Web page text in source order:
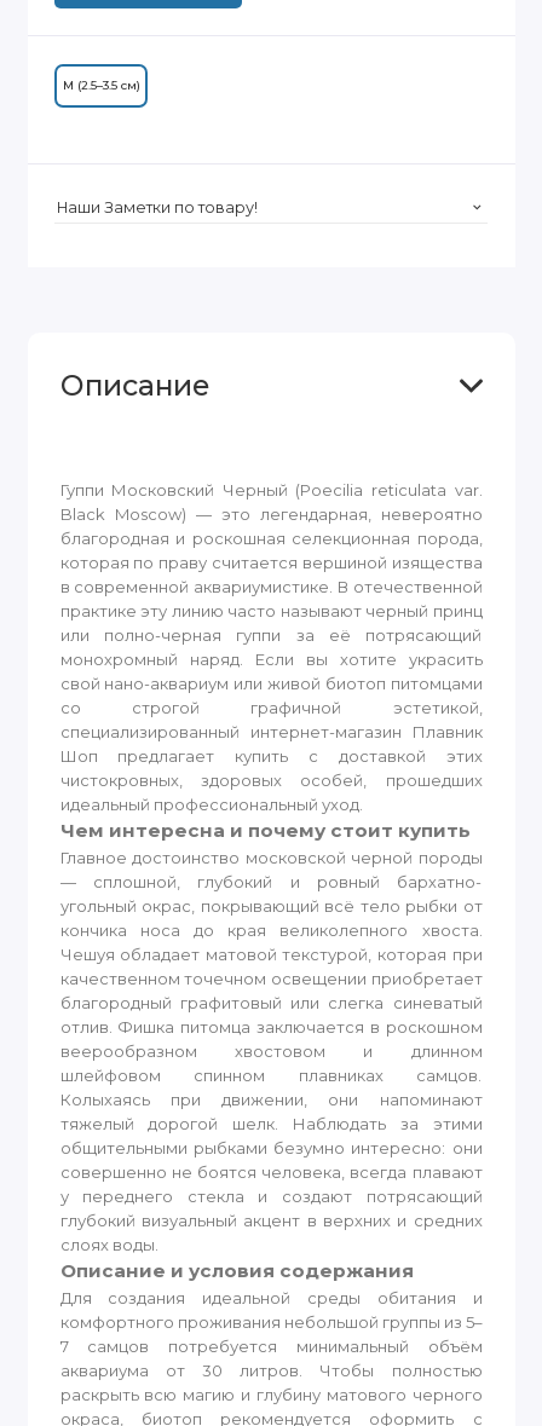
M (2.5–3.5 см)
Наши Заметки по товару!
Описание
Гуппи Московский Черный (Poecilia reticulata var.
Black Moscow) — это легендарная, невероятно
благородная и роскошная селекционная порода,
которая по праву считается вершиной изящества
в современной аквариумистике. В отечественной
практике эту линию часто называют черный принц
или полно-черная гуппи за её потрясающий
монохромный наряд. Если вы хотите украсить
свой нано-аквариум или живой биотоп питомцами
со строгой графичной эстетикой,
специализированный интернет-магазин Плавник
Шоп предлагает купить с доставкой этих
чистокровных, здоровых особей, прошедших
идеальный профессиональный уход.
Чем интересна и почему стоит купить
Главное достоинство московской черной породы
— сплошной, глубокий и ровный бархатно-
угольный окрас, покрывающий всё тело рыбки от
кончика носа до края великолепного хвоста.
Чешуя обладает матовой текстурой, которая при
качественном точечном освещении приобретает
благородный графитовый или слегка синеватый
отлив. Фишка питомца заключается в роскошном
веерообразном хвостовом и длинном
шлейфовом спинном плавниках самцов.
Колыхаясь при движении, они напоминают
тяжелый дорогой шелк. Наблюдать за этими
общительными рыбками безумно интересно: они
совершенно не боятся человека, всегда плавают
у переднего стекла и создают потрясающий
глубокий визуальный акцент в верхних и средних
слоях воды.
Описание и условия содержания
Для создания идеальной среды обитания и
комфортного проживания небольшой группы из 5–
7 самцов потребуется минимальный объём
аквариума от 30 литров. Чтобы полностью
раскрыть всю магию и глубину матового черного
окраса, биотоп рекомендуется оформить с